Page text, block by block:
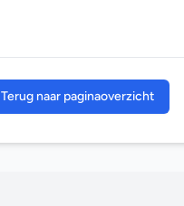
Terug naar paginaoverzicht